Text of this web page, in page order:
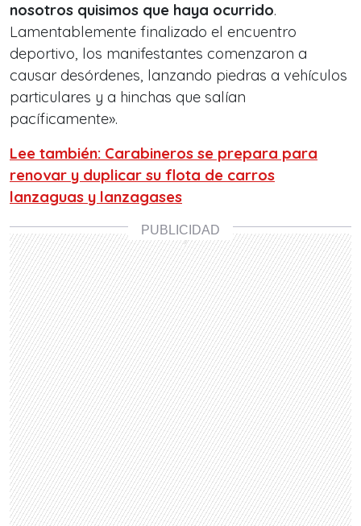
nosotros quisimos que haya ocurrido.
Lamentablemente finalizado el encuentro
deportivo, los manifestantes comenzaron a
causar desórdenes, lanzando piedras a vehículos
particulares y a hinchas que salían
pacíficamente».
Lee también: Carabineros se prepara para
renovar y duplicar su flota de carros
lanzaguas y lanzagases